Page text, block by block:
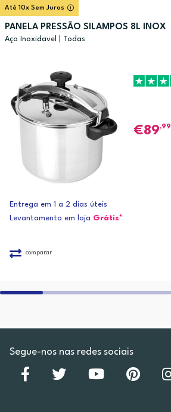
Até 10x Sem Juros
PANELA PRESSÃO SILAMPOS 8L INOX
Aço Inoxidavel | Todas
89,99
Entrega em 1 a 2 dias úteis
Levantamento em loja Grátis*
comparar
Segue-nos nas redes sociais